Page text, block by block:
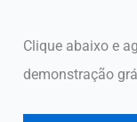
Clique abaixo e
demonstração